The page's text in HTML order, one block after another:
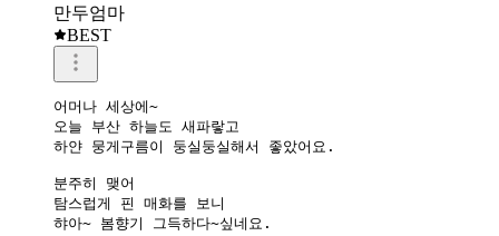
만두엄마
BEST
어머나 세상에~
오늘 부산 하늘도 새파랗고
하얀 뭉게구름이 둥실둥실해서 좋았어요.
분주히 맺어
탐스럽게 핀 매화를 보니
햐아~ 봄향기 그득하다~싶네요.